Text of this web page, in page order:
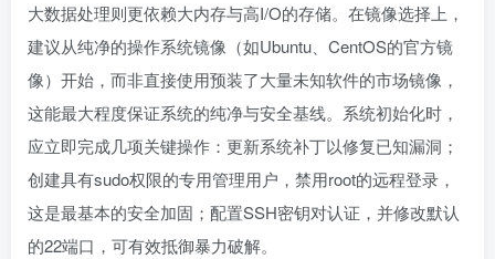
大数据处理则更依赖大内存与高I/O的存储。在镜像选择上，
建议从纯净的操作系统镜像（如Ubuntu、CentOS的官方镜
像）开始，而非直接使用预装了大量未知软件的市场镜像，
这能最大程度保证系统的纯净与安全基线。系统初始化时，
应立即完成几项关键操作：更新系统补丁以修复已知漏洞；
创建具有sudo权限的专用管理用户，禁用root的远程登录，
这是最基本的安全加固；配置SSH密钥对认证，并修改默认
的22端口，可有效抵御暴力破解。